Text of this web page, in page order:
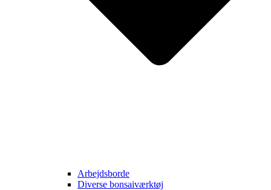
Arbejdsborde
Diverse bonsaiværktøj